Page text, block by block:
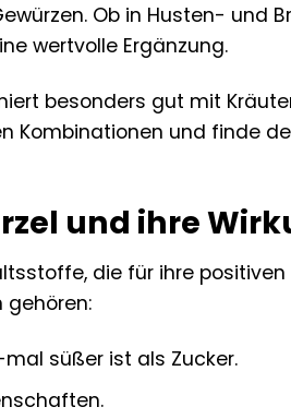
Ob in Husten- und
wertvolle Ergänzung.
besonders gut mit
Kombinationen und finde
und ihre
die für ihre
süßer ist als Zucker.